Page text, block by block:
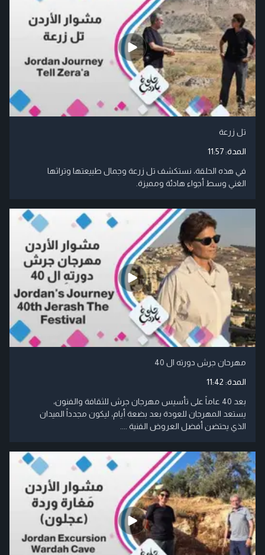
تل زرعة
المدة:11:57
في هذه الحلقة، نستكشف تل زرعة وجمال طبيعتها وتراثها
الغني وسط أجواء هادئة ومميزة.
مهرحان جرش دورته ال 40
المدة: 11:42
بعد 40 عاماً على تأسيس مهرجان جرش للثقافة والفنون،
يستعد المهرجان للعودة بعد بضعة أيام، ليكون مجدداً الميدان
الذي يحتضن أفضل العروض الفنية ....